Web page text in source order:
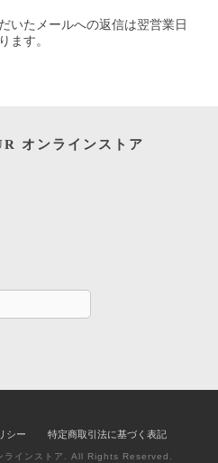
いたメールへの返信は翌営業日
ます。
オンラインストア
シー 特定商取引法に基づく表記
インストア. All Rights Reserved.